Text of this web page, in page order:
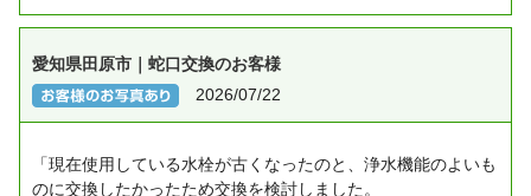
愛知県田原市｜蛇口交換のお客様
2026/07/22
「現在使用している水栓が古くなったのと、浄水機能のよいも
のに交換したかったため交換を検討しました。